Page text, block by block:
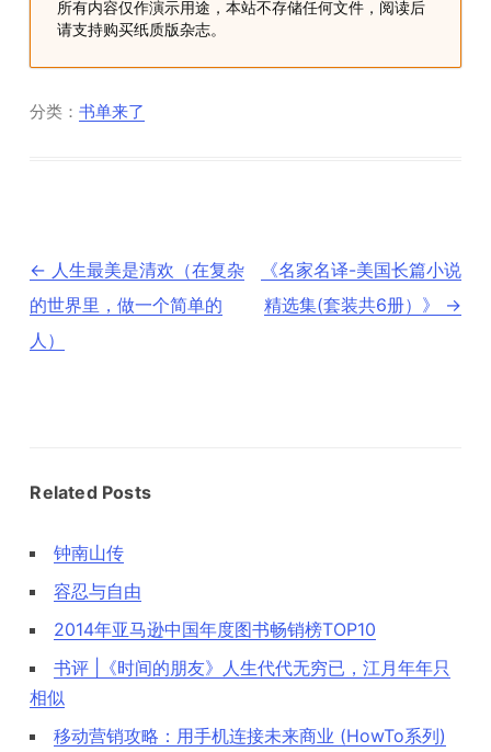
所有内容仅作演示用途，本站不存储任何文件，阅读后
请支持购买纸质版杂志。
分类：书单来了
文
章
导
← 人生最美是清欢（在复杂
的世界里，做一个简单的
人）
《名家名译-美国长篇小说
精选集(套装共6册）》
→
Related Posts
钟南山传
容忍与自由
2014年亚马逊中国年度图书畅销榜TOP10
书评 |《时间的朋友》人生代代无穷已，江月年年只
相似
移动营销攻略：用手机连接未来商业 (HowTo系列)